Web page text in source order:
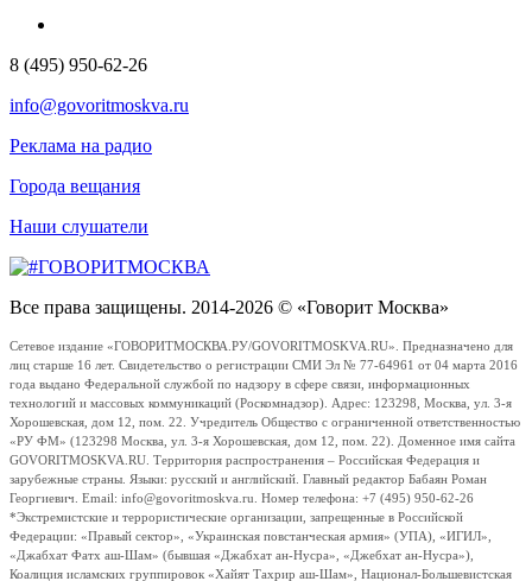
8 (495) 950-62-26
info@govoritmoskva.ru
Реклама на радио
Города вещания
Наши слушатели
Все права защищены. 2014-2026 © «Говорит Москва»
Сетевое издание «ГОВОРИТМОСКВА.РУ/GOVORITMOSKVA.RU». Предназначено для
лиц старше 16 лет. Свидетельство о регистрации СМИ Эл № 77-64961 от 04 марта 2016
года выдано Федеральной службой по надзору в сфере связи, информационных
технологий и массовых коммуникаций (Роскомнадзор). Адрес: 123298, Москва, ул. 3-я
Хорошевская, дом 12, пом. 22. Учредитель Общество с ограниченной ответственностью
«РУ ФМ» (123298 Москва, ул. 3-я Хорошевская, дом 12, пом. 22). Доменное имя сайта
GOVORITMOSKVA.RU. Территория распространения – Российская Федерация и
зарубежные страны. Языки: русский и английский. Главный редактор Бабаян Роман
Георгиевич. Email: info@govoritmoskva.ru. Номер телефона: +7 (495) 950-62-26
*Экстремистские и террористические организации, запрещенные в Российской
Федерации: «Правый сектор», «Украинская повстанческая армия» (УПА), «ИГИЛ»,
«Джабхат Фатх аш-Шам» (бывшая «Джабхат ан-Нусра», «Джебхат ан-Нусра»),
Коалиция исламских группировок «Хайят Тахрир аш-Шам», Национал-Большевистская